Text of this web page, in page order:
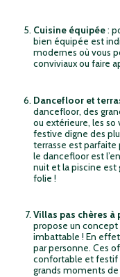
Cuisine équipée:
bien équipée est
modernes où vous
conviviaux ou faire
Dancefloor et
dancefloor, des
ou extérieure, les
festive digne des
terrasse est parfaite
le dancefloor est
nuit et la piscine est
folie !
Villas pas chères à
propose un concept
imbattable ! En
par personne. Ces
confortable et festif
grands moments de